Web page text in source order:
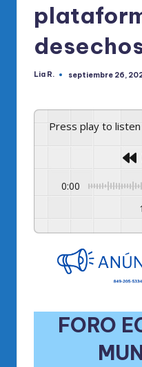
Publicado
Lia R. septiembre 26,
Press play to
0:00
FORO